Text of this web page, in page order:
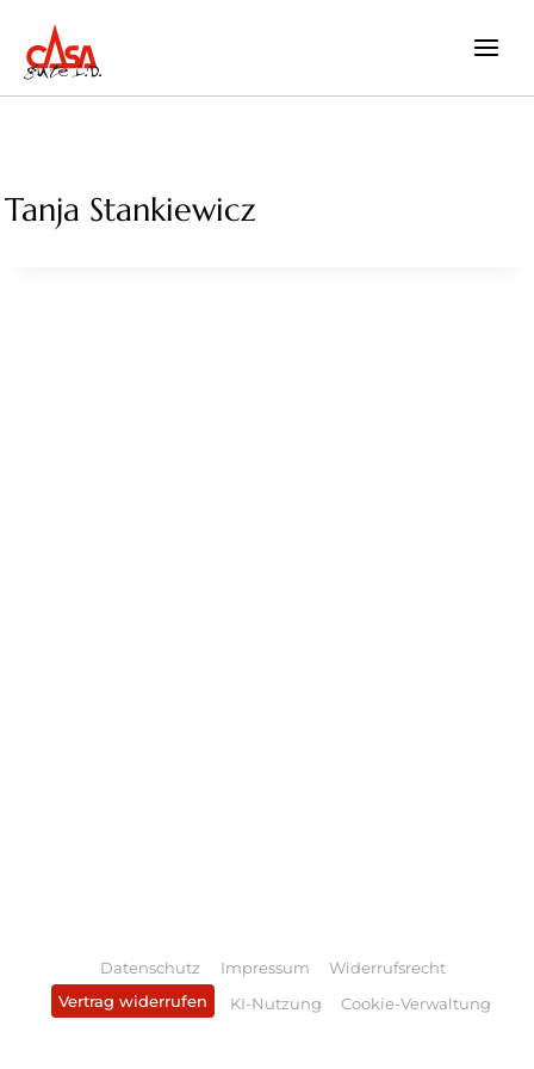
Inhalt
springen
Tanja Stankiewicz
Datenschutz Impressum
Widerrufsrecht
Vertrag widerrufen
KI-Nutzung Cookie-Verwaltung